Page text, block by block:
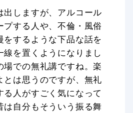
出しますが、アルコール
プする人や、不倫・風俗
をするような下品な話を
を置くようになりまし
場での無礼講ですね。楽
とは思うのですが、無礼
人がすごく気になって
は自分もそういう振る舞